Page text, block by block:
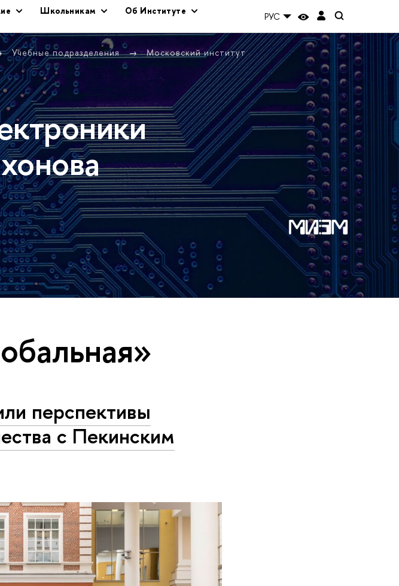
Школьникам
Об Институте
РУС
Учебные подразделения
Московский институт
перспективы
с Пекинским